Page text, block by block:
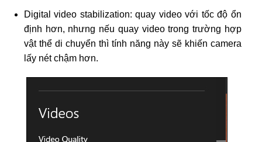
Digital video stabilization: quay video với tốc độ ổn
định hơn, nhưng nếu quay video trong trường hợp
vật thể di chuyển thì tính năng này sẽ khiến camera
lấy nét chậm hơn.